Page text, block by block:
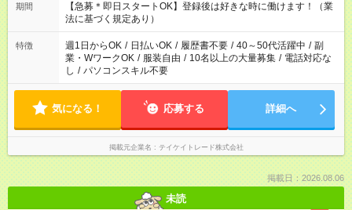
期間
【急募＊即日スタートOK】登録後は好きな時に働けます！（業
法に基づく規定あり）
特徴 週1日からOK / 日払いOK / 履歴書不要 / 40～50代活躍中 / 副
業・WワークOK / 服装自由 / 10名以上の大量募集 / 電話対応な
し / パソコンスキル不要
気になる！ 応募する 詳細へ
掲載元企業名 テイケイトレード株式会社
掲載日：2026.08.06
未読